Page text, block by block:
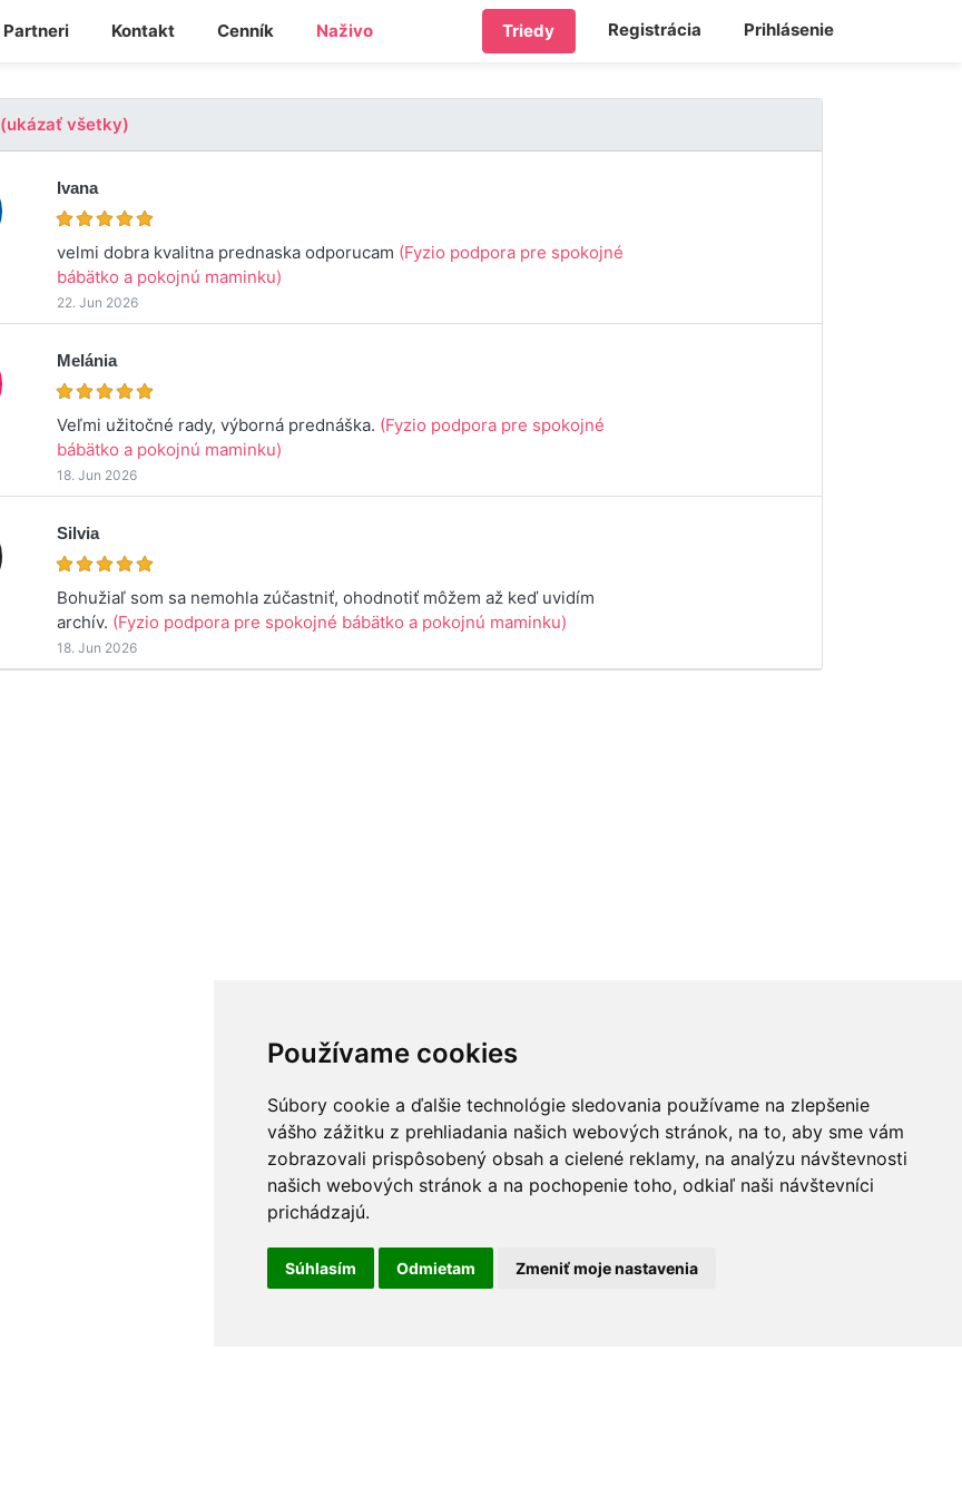
Používame cookies
Súbory cookie a ďalšie technológie sledovania používame na zlepšenie
vášho zážitku z prehliadania našich webových stránok, na to, aby sme vám
zobrazovali prispôsobený obsah a cielené reklamy, na analýzu návštevnosti
našich webových stránok a na pochopenie toho, odkiaľ naši návštevníci
prichádzajú.
Súhlasím Odmietam Zmeniť moje nastavenia
Partneri Kontakt Cenník Naživo Triedy Registrácia Prihlásenie
(ukázať všetky)
Ivana
velmi dobra kvalitna prednaska odporucam (Fyzio podpora pre spokojné
bábätko a pokojnú maminku)
22. Jun 2026
Melánia
Veľmi užitočné rady, výborná prednáška. (Fyzio podpora pre spokojné
bábätko a pokojnú maminku)
18. Jun 2026
Silvia
Bohužiaľ som sa nemohla zúčastniť, ohodnotiť môžem až keď uvidím
archív. (Fyzio podpora pre spokojné bábätko a pokojnú maminku)
18. Jun 2026